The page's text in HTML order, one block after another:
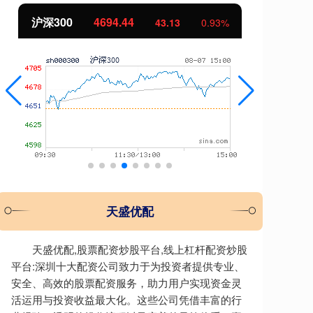
北证50 1134.24 11.37 1.01%
天盛优配
天盛优配,股票配资炒股平台,线上杠杆配资炒股
平台:深圳十大配资公司致力于为投资者提供专业、
安全、高效的股票配资服务，助力用户实现资金灵
活运用与投资收益最大化。这些公司凭借丰富的行